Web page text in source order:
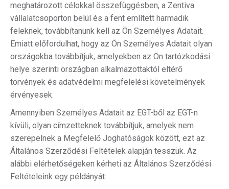
meghatározott célokkal összefüggésben, a Zentiva
vállalatcsoporton belül és a fent említett harmadik
feleknek, továbbítanunk kell az Ön Személyes Adatait.
Emiatt előfordulhat, hogy az Ön Személyes Adatait olyan
országokba továbbítjuk, amelyekben az Ön tartózkodási
helye szerinti országban alkalmazottaktól eltérő
törvények és adatvédelmi megfelelési követelmények
érvényesek.
Amennyiben Személyes Adatait az EGT-ből az EGT-n
kívüli, olyan címzetteknek továbbítjuk, amelyek nem
szerepelnek a Megfelelő Joghatóságok között, ezt az
Általános Szerződési Feltételek alapján tesszük. Az
alábbi elérhetőségeken kérheti az Általános Szerződési
Feltételeink egy példányát: